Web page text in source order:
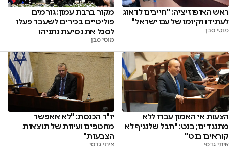
ראש האופוזיציה: "חייבים לדאוג
לעתידו וקיומו של עם ישראל"
מוטי סבן
מקור ברבת עמון: גורמים
פוליטיים בכירים לשעבר פעלו
לסכל את נסיעת נתניהו
מוטי סבן
הצעות אי האמון עברו ללא
מתנגדים; בנט: "חבל שלנגיף לא
קוראים בנט"
איתי גדסי
יו"ר הכנסת: "לא אאפשר
מחטפים ועיוות של תוצאות
הצבעות"
איתי גדסי